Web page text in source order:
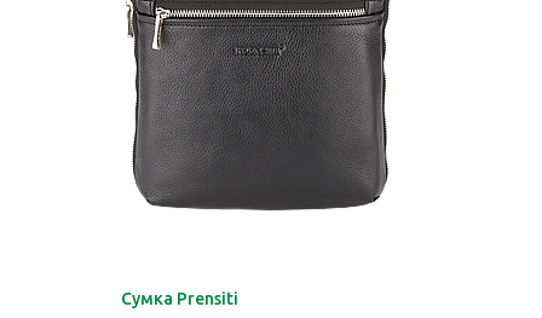
Cумка Prensiti